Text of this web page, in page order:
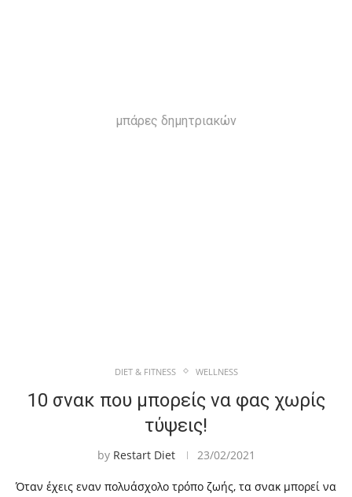
μπάρες δημητριακών
DIET & FITNESS WELLNESS
10 σνακ που μπορείς να φας χωρίς
τύψεις!
by Restart Diet 23/02/2021
Όταν έχεις εναν πολυάσχολο τρόπο ζωής, τα σνακ μπορεί να